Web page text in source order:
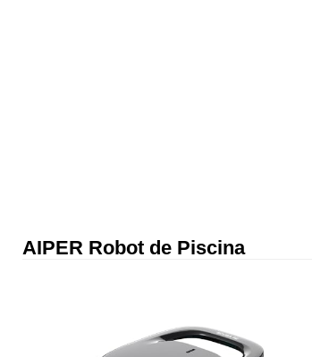
AIPER Robot de Piscina